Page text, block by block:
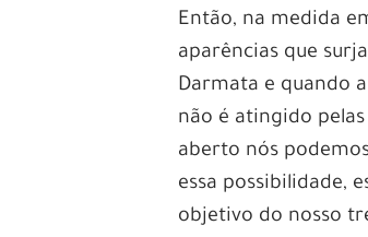
Então, na medida
aparências que
Darmata e quando
não é atingido
aberto nós
essa possibilidade,
objetivo do nosso